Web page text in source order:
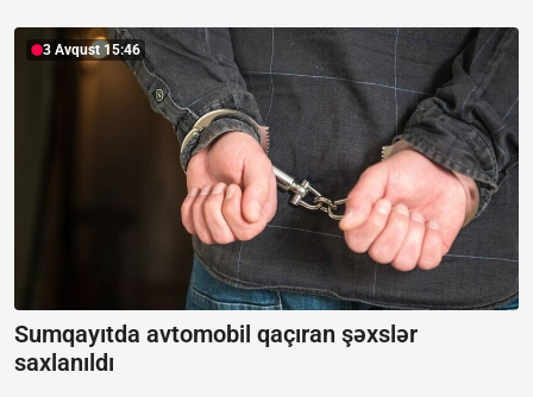
3 Avqust 15:46
Sumqayıtda avtomobil qaçıran şəxslər
saxlanıldı